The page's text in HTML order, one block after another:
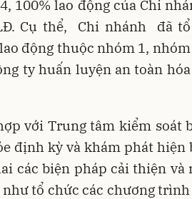
100% lao động của Chi
Cụ thể, Chi nhánh đã
động thuộc nhóm 1,
ty huấn luyện an toàn
với Trung tâm kiểm soát
định kỳ và khám phát hiện
các biện pháp cải thiện và
tổ chức các chương